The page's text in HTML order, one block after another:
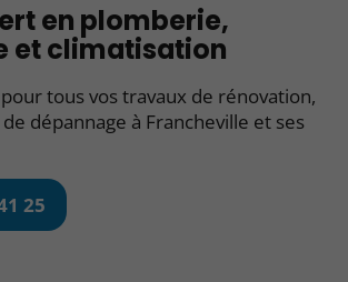
en plomberie,
et climatisation
tous vos travaux de rénovation,
dépannage à Francheville et ses
25